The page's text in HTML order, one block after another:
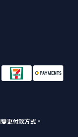
更付款方式。